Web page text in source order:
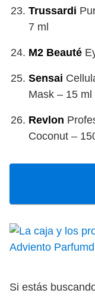
Trussardi
7 ml
M2 Beauté
Sensai
Mask – 15 ml
Revlon
Coconut –
Si estás